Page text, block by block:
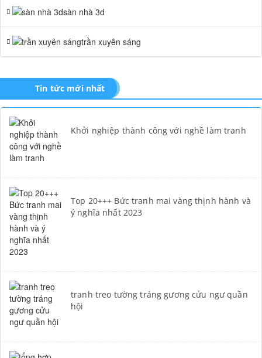
sàn nhà 3d
trần xuyên sáng
Tin tức mới nhất
Khởi nghiệp thành công với nghề làm tranh
Top 20+++ Bức tranh mai vàng thịnh hành và
ý nghĩa nhất 2023
tranh treo tường tráng gương cửu ngư quần
hội